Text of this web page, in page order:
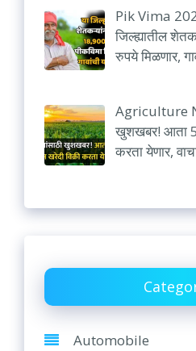
Pik Vima
जिल्ह्यातील
रुपये मिळणार,
Agriculture
खुशखबर! आता 5
करता येणार,
Automobile